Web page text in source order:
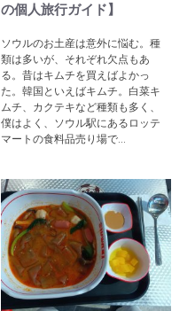
の個人旅行ガイド】
ソウルのお土産は意外に悩む。種
類は多いが、それぞれ欠点もあ
る。昔はキムチを買えばよかっ
た。韓国といえばキムチ。白菜キ
ムチ、カクテキなど種類も多く、
僕はよく、ソウル駅にあるロッテ
マートの食料品売り場で...